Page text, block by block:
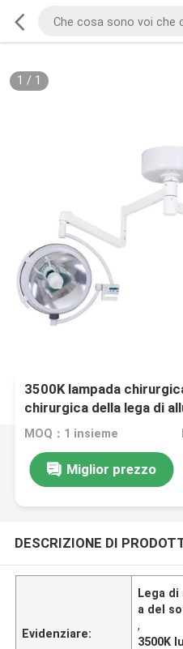
1 / 1
3500K lampada
chirurgica della lega di
MOQ：1 insieme
Miglior prezzo
DESCRIZIONE DI
Evidenziare:
Lega
a del
,
3500K